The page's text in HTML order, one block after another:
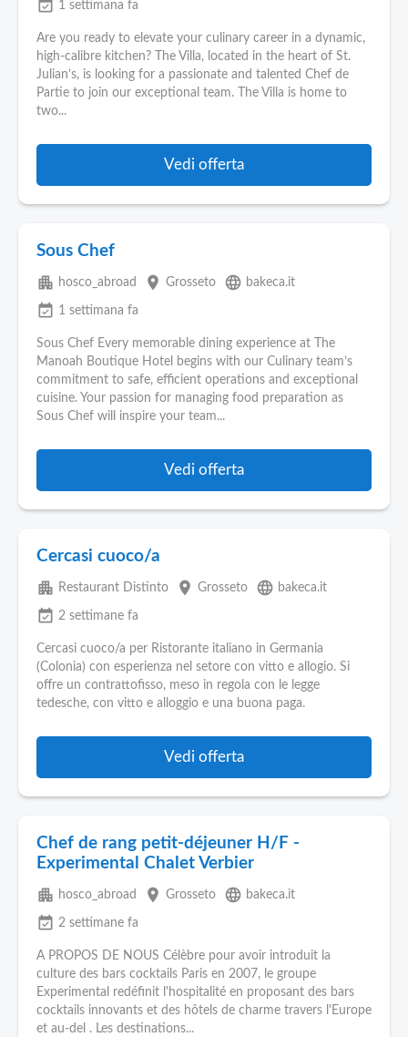
event_available 1 settimana fa
Are you ready to elevate your culinary career in a dynamic,
high-calibre kitchen? The Villa, located in the heart of St.
Julian’s, is looking for a passionate and talented Chef de
Partie to join our exceptional team. The Villa is home to
two...
Vedi offerta
Sous Chef
apartment hosco_abroad place Grosseto language bakeca.it
event_available 1 settimana fa
Sous Chef Every memorable dining experience at The
Manoah Boutique Hotel begins with our Culinary team’s
commitment to safe, efficient operations and exceptional
cuisine. Your passion for managing food preparation as
Sous Chef will inspire your team...
Vedi offerta
Cercasi cuoco/a
apartment Restaurant Distinto place Grosseto language bakeca.it
event_available 2 settimane fa
Cercasi cuoco/a per Ristorante italiano in Germania
(Colonia) con esperienza nel setore con vitto e allogio. Si
offre un contrattofisso, meso in regola con le legge
tedesche, con vitto e alloggio e una buona paga.
Vedi offerta
Chef de rang petit-déjeuner H/F -
Experimental Chalet Verbier
apartment hosco_abroad place Grosseto language bakeca.it
event_available 2 settimane fa
A PROPOS DE NOUS Célèbre pour avoir introduit la
culture des bars cocktails Paris en 2007, le groupe
Experimental redéfinit l'hospitalité en proposant des bars
cocktails innovants et des hôtels de charme travers l'Europe
et au-del . Les destinations...